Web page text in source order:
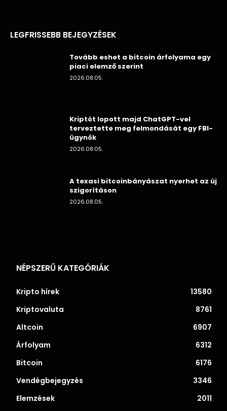
LEGFRISSEBB BEJEGYZÉSEK
Tovább eshet a bitcoin árfolyama egy
piaci elemző szerint
2026.08.05.
Kriptót lopott majd ChatGPT-vel
terveztette meg felmondását egy FBI-
ügynök
2026.08.05.
A texasi bitcoinbányászat nyerhet az új
szigorításon
2026.08.05.
NÉPSZERŰ KATEGÓRIÁK
Kripto hírek
13580
Kriptovaluta
8761
Altcoin
6907
Árfolyam
6312
Bitcoin
6176
Vendégbejegyzés
3346
Elemzések
2011